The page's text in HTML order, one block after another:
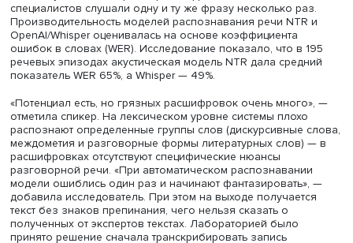
Лаборатория языковой конвергенции Санкт-
школы гуманитарных наук и искусств НИУ ВШЭ весной
года начала записывать корпус устной речи молодежи
теперь обладает собранием звучащих текстов,
орфографической и акустико-фонетической
Потребность в таком корпусе возникла в связи с
исследованиями процессов восприятия речи
языка. Как это работает? Звукозаписи делаются
А затем на одну минуту звукозаписи уходит один час
расшифровки, так как этот процесс осуществляется
посредством многоразового прослушивания
аудиоматериалов экспертом. Сейчас большое
часов записи лежит в архивах, так как нуждается в
автоматических средствах распознавания —
(метод, при котором для распознавания речи в